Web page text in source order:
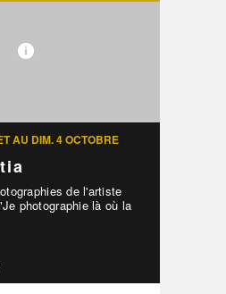
AU DIM. 4 OCTOBRE
de l'artiste
photographie là où la